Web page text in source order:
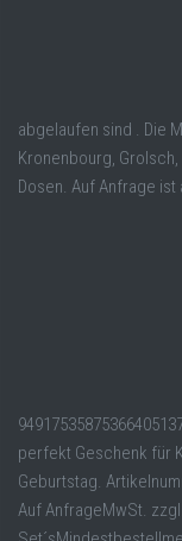
abgelaufen sind . Die
Kronenbourg,
Dosen. Auf Anfrage
perfekt Geschenk für
Geburtstag.
Auf AnfrageMwSt.